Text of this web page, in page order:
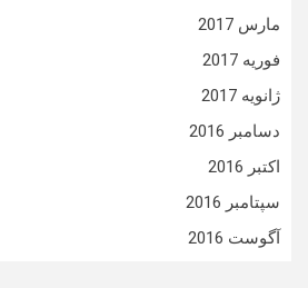
مارس 2017
فوریه 2017
ژانویه 2017
دسامبر 2016
اکتبر 2016
سپتامبر 2016
آگوست 2016